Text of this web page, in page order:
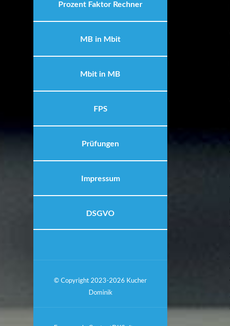
Prozent Faktor Rechner
MB in Mbit
Mbit in MB
FPS
Prüfungen
Impressum
DSGVO
© Copyright 2023-2026 Kucher
Dominik